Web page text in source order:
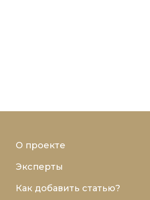
О проекте
Эксперты
Как добавить статью?